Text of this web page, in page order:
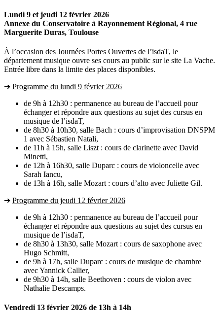
Lundi 9 et jeudi 12 février 2026
Annexe du Conservatoire à Rayonnement Régional, 4 rue
Marguerite Duras, Toulouse
À l’occasion des Journées Portes Ouvertes de l’isdaT, le
département musique ouvre ses cours au public sur le site La Vache.
Entrée libre dans la limite des places disponibles.
➔ Programme du lundi 9 février 2026
de 9h à 12h30 : permanence au bureau de l’accueil pour
échanger et répondre aux questions au sujet des cursus en
musique de l’isdaT,
de 8h30 à 10h30, salle Bach : cours d’improvisation DNSPM
1 avec Sébastien Natali,
de 11h à 15h, salle Liszt : cours de clarinette avec David
Minetti,
de 12h à 16h30, salle Duparc : cours de violoncelle avec
Sarah Iancu,
de 13h à 16h, salle Mozart : cours d’alto avec Juliette Gil.
➔ Programme du jeudi 12 février 2026
de 9h à 12h30 : permanence au bureau de l’accueil pour
échanger et répondre aux questions au sujet des cursus en
musique de l’isdaT,
de 8h30 à 13h30, salle Mozart : cours de saxophone avec
Hugo Schmitt,
de 9h à 17h, salle Duparc : cours de musique de chambre
avec Yannick Callier,
de 9h30 à 14h, salle Beethoven : cours de violon avec
Nathalie Descamps.
Vendredi 13 février 2026 de 13h à 14h